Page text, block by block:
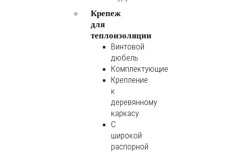
Крепеж
для
теплоизоляции
Винтовой
дюбель
Комплектующие
Крепление
к
деревянному
каркасу
С
широкой
распорной